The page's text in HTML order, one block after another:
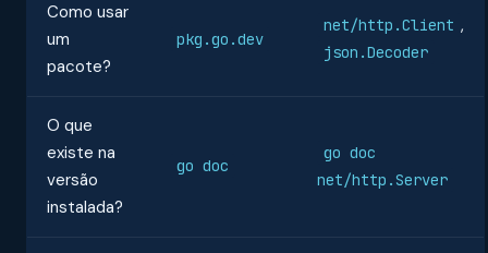
Como usar
um
pacote?
pkg.go.dev
net/http.Client ,
json.Decoder
O que
existe na
versão
instalada?
go doc
go doc
net/http.Server